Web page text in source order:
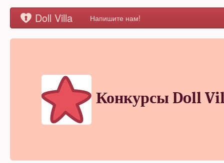
Doll Villa Напишите нам!
Конкурсы Doll